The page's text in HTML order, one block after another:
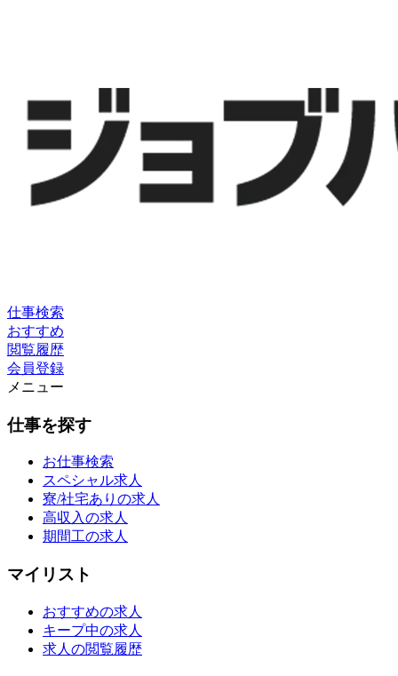
仕事検索
おすすめ
閲覧履歴
会員登録
メニュー
仕事を探す
お仕事検索
スペシャル求人
寮/社宅ありの求人
高収入の求人
期間工の求人
マイリスト
おすすめの求人
キープ中の求人
求人の閲覧履歴